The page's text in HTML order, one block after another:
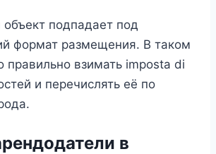
подпадает под
формат размещения. В таком
правильно взимать imposta di
и перечислять её по
в